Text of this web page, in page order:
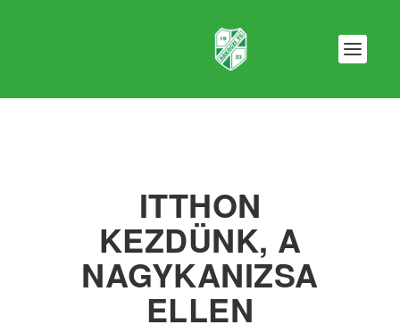
ITTHON
KEZDÜNK, A
NAGYKANIZSA
ELLEN